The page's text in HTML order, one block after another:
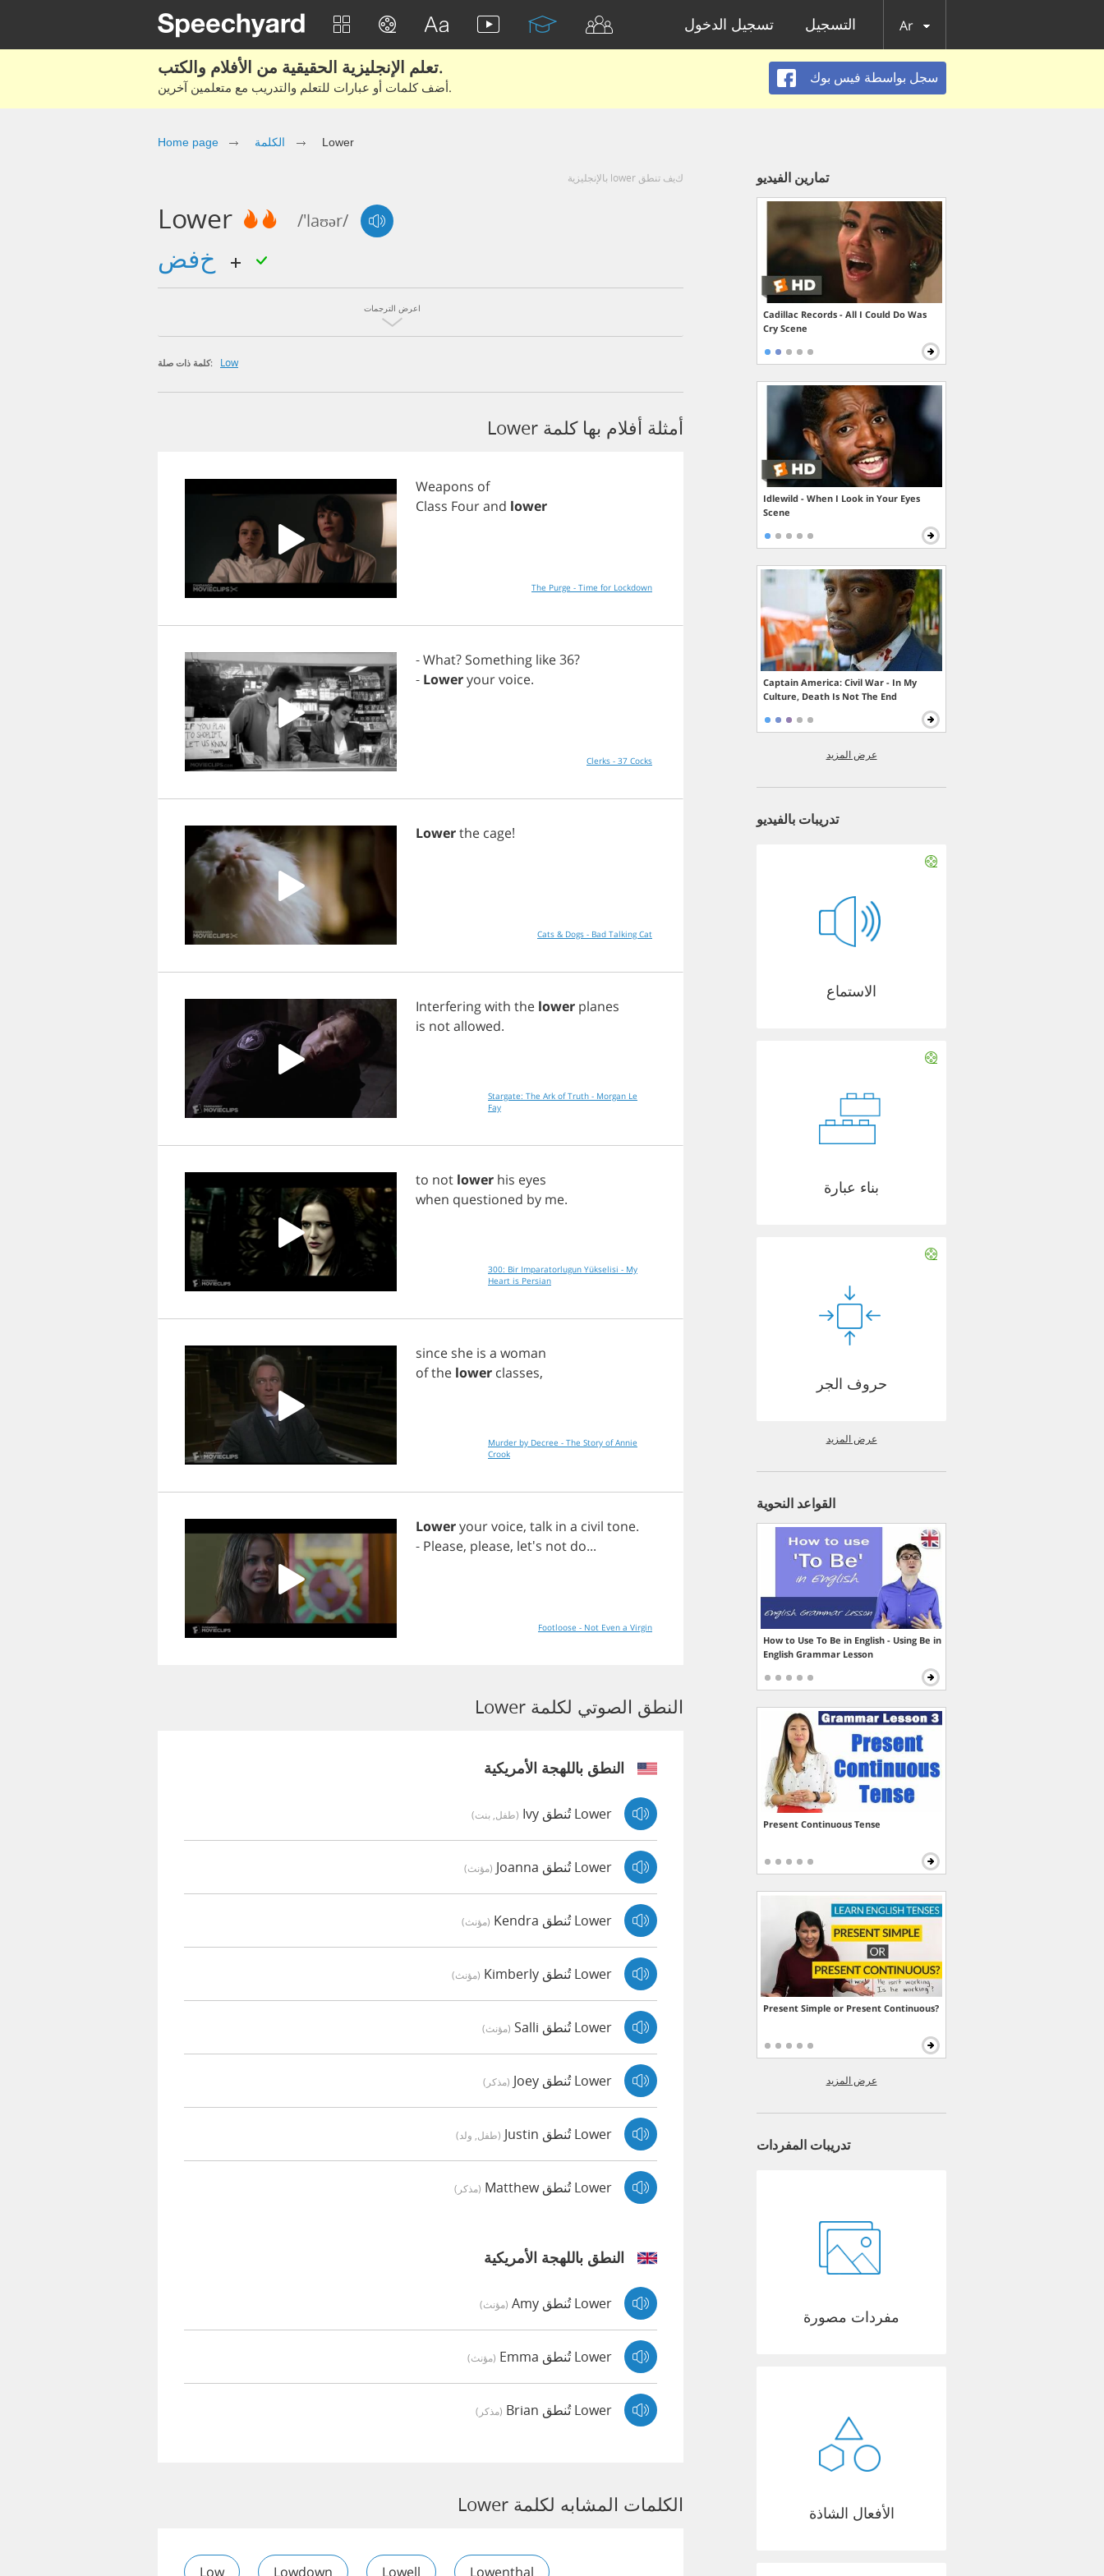
تسجيل الدخول التسجيل Ar
تعلم الإنجليزية الحقيقية من الأفلام والكتب.
أضف كلمات أو عبارات للتعلم والتدريب مع متعلمين آخرين.
سجل بواسطة فيس بوك
Home page الكلمة Lower
كيف تنطق lower بالإنجليزية
Lower /'laʊər/
اعرض الترجمات
كلمة ذات صلة: Low
أمثلة أفلام بها كلمة Lower
Weapons of
Class Fourand lower
The Purge - Time for Lockdown
-What? Something like36?
- Loweryourvoice.
Clerks - 37 Cocks
Lowerthe cage!
Cats & Dogs - Bad Talking Cat
Interferingwith the lower planes
is notallowed.
Stargate: The Ark of Truth - Morgan Le
Fay
to not lower his eyes
when questioned by me.
300: Bir Imparatorlugun Yükselisi - My
Heart is Persian
since she is a woman
ofthe lower classes,
Murder by Decree - The Story of Annie
Crook
Loweryourvoice, talk in a civil tone.
- Please, please, let's not do...
Footloose - Not Even a Virgin
النطق الصوتي لكلمة Lower
النطق باللهجة الأمريكية
Lower تُنطق Ivy (طفل, بنت)
Lower تُنطق Joanna (مؤنث)
Lower تُنطق Kendra (مؤنث)
Lower تُنطق Kimberly (مؤنث)
Lower تُنطق Salli (مؤنث)
Lower تُنطق Joey (مذكر)
Lower تُنطق Justin (طفل, ولد)
Lower تُنطق Matthew (مذكر)
النطق باللهجة الأمريكية
Lower تُنطق Amy (مؤنث)
Lower تُنطق Emma (مؤنث)
Lower تُنطق Brian (مذكر)
الكلمات المشابه لكلمة Lower
Low Lowdown Lowell Lowenthal
تمارين الفيديو
Cadillac Records - All I Could Do Was
Cry Scene
Idlewild - When I Look in Your Eyes
Scene
Captain America: Civil War - In My
Culture, Death Is Not The End
عرض المزيد
تدريبات بالفيديو
الاستماع
بناء عبارة
حروف الجر
عرض المزيد
القواعد النحوية
How to Use To Be in English - Using Be in
English Grammar Lesson
Present Continuous Tense
Present Simple or Present Continuous?
عرض المزيد
تدريبات المفردات
مفردات مصورة
الأفعال الشاذة